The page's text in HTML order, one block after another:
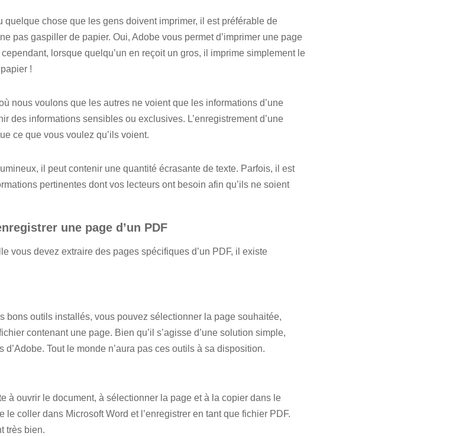
quelque chose que les gens doivent imprimer, il est préférable de
pas gaspiller de papier. Oui, Adobe vous permet d’imprimer une page
lorsque quelqu’un en reçoit un gros, il imprime simplement le
!
nous voulons que les autres ne voient que les informations d’une
des informations sensibles ou exclusives. L’enregistrement d’une
ce que vous voulez qu’ils voient.
il peut contenir une quantité écrasante de texte. Parfois, il est
pertinentes dont vos lecteurs ont besoin afin qu’ils ne soient
une page d’un PDF
vous devez extraire des pages spécifiques d’un PDF, il existe
bons outils installés, vous pouvez sélectionner la page souhaitée,
contenant une page. Bien qu’il s’agisse d’une solution simple,
d’Adobe. Tout le monde n’aura pas ces outils à sa disposition.
à ouvrir le document, à sélectionner la page et à la copier dans le
le coller dans Microsoft Word et l’enregistrer en tant que fichier PDF.
très bien.